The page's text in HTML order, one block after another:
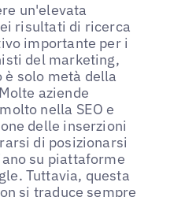
un'elevata
risultati di ricerca
importante per i
del marketing,
è solo metà della
aziende
nella SEO e
delle inserzioni
di posizionarsi
su piattaforme
Tuttavia, questa
si traduce sempre